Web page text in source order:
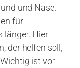
und Nase.
für
länger. Hier
der helfen soll,
ist vor